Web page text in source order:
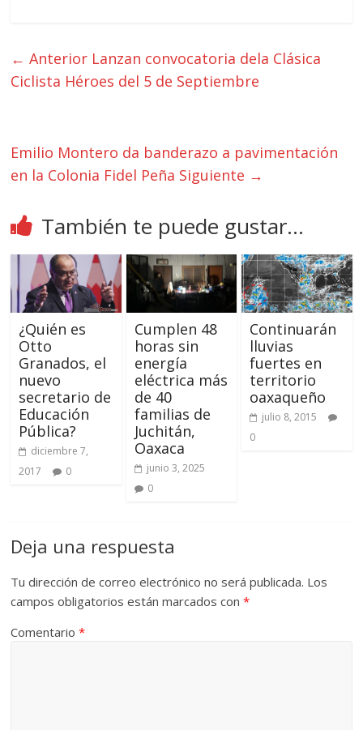
← Anterior Lanzan convocatoria dela Clásica
Ciclista Héroes del 5 de Septiembre
Emilio Montero da banderazo a pavimentación
en la Colonia Fidel Peña Siguiente →
También te puede gustar...
¿Quién es
Otto
Granados, el
nuevo
secretario de
Educación
Pública?
diciembre 7,
2017
0
Cumplen 48
horas sin
energía
eléctrica más
de 40
familias de
Juchitán,
Oaxaca
junio 3, 2025
0
Continuarán
lluvias
fuertes en
territorio
oaxaqueño
julio 8, 2015
0
Deja una respuesta
Tu dirección de correo electrónico no será publicada. Los
campos obligatorios están marcados con*
Comentario*